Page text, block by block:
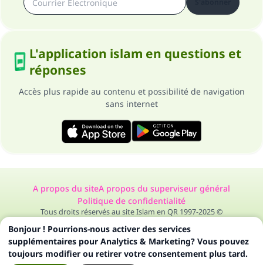
L'application islam en questions et
réponses
Accès plus rapide au contenu et possibilité de navigation
sans internet
A propos du siteA propos du superviseur général
Politique de confidentialité
Tous droits réservés au site Islam en QR 1997-2025 ©
Bonjour ! Pourrions-nous activer des services
supplémentaires pour Analytics & Marketing? Vous pouvez
toujours modifier ou retirer votre consentement plus tard.